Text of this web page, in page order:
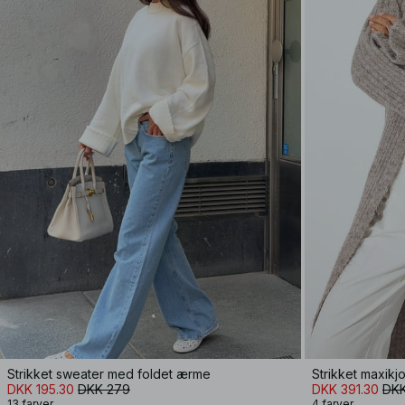
Strikket sweater med foldet ærme
DKK 195.30 DKK 279
Strikket
DKK 391.30